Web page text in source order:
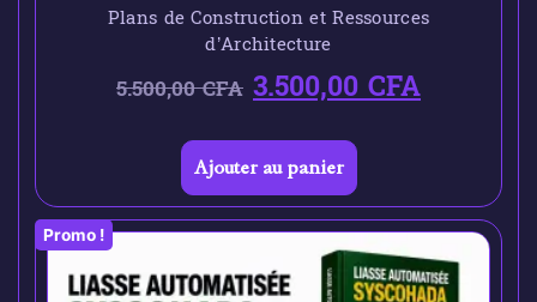
Plans de Construction et Ressources
d’Architecture
5.500,00CFA 3.500,00CFA
Ajouter au panier
Promo !